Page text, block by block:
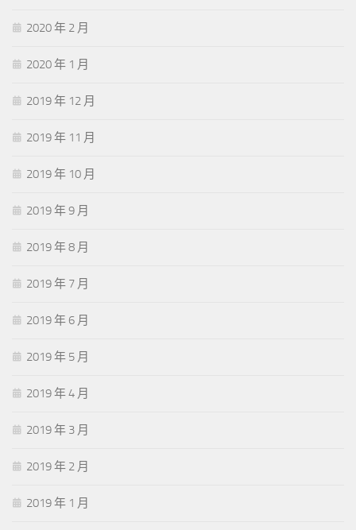
2020 年 2 月
2020 年 1 月
2019 年 12 月
2019 年 11 月
2019 年 10 月
2019 年 9 月
2019 年 8 月
2019 年 7 月
2019 年 6 月
2019 年 5 月
2019 年 4 月
2019 年 3 月
2019 年 2 月
2019 年 1 月